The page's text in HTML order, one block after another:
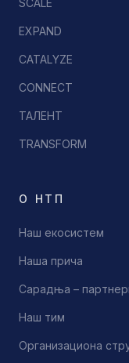
SCALE
EXPAND
CATALYZE
CONNECT
ТАЛЕНТ
TRANSFORM
О НТП
Наш екосистем
Наша прича
Сарадња –
Наш тим
Организациона